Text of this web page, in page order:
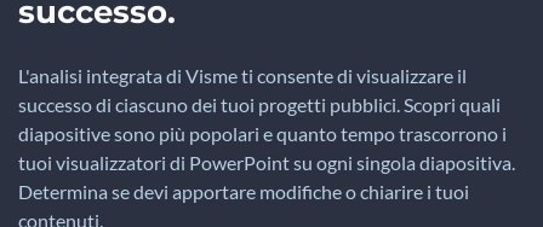
successo.
L'analisi integrata di Visme ti consente di visualizzare il
successo di ciascuno dei tuoi progetti pubblici. Scopri quali
diapositive sono più popolari e quanto tempo trascorrono i
tuoi visualizzatori di PowerPoint su ogni singola diapositiva.
Determina se devi apportare modifiche o chiarire i tuoi
contenuti.